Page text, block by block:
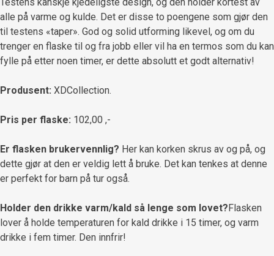
alle på varme og kulde. Det er disse to poengene som gjør den
til testens «taper». God og solid utforming likevel, og om du
trenger en flaske til og fra jobb eller vil ha en termos som du kan
fylle på etter noen timer, er dette absolutt et godt alternativ!
Produsent: XDCollection.
Pris per flaske: 102,00 ,-
Er flasken brukervennlig? Her kan korken skrus av og på, og
dette gjør at den er veldig lett å bruke. Det kan tenkes at denne
er perfekt for barn på tur også.
Holder den drikke varm/kald så lenge som lovet?Flasken
lover å holde temperaturen for kald drikke i 15 timer, og varm
drikke i fem timer. Den innfrir!